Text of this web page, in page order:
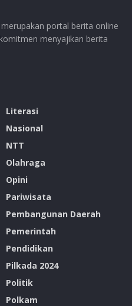
portal berita online
menyajikan berita
Literasi
Nasional
NTT
Olahraga
Opini
Pariwisata
Pembangunan Daerah
Pemerintah
Pendidikan
Pilkada 2024
Politik
Polkam